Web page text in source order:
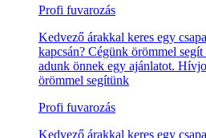
Profi fuvarozás
Kedvező árakkal keres egy
kapcsán? Cégünk örömmel
adunk önnek egy ajánlatot.
örömmel segítünk
Profi fuvarozás
Kedvező árakkal keres egy